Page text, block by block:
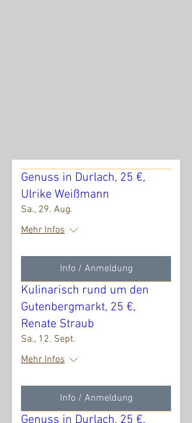
Genuss in Durlach, 25 €,
Ulrike Weißmann
Sa., 29. Aug.
Mehr Infos
Info / Anmeldung
Kulinarisch rund um den
Gutenbergmarkt, 25 €,
Renate Straub
Sa., 12. Sept.
Mehr Infos
Info / Anmeldung
Genuss in Durlach, 25 €,